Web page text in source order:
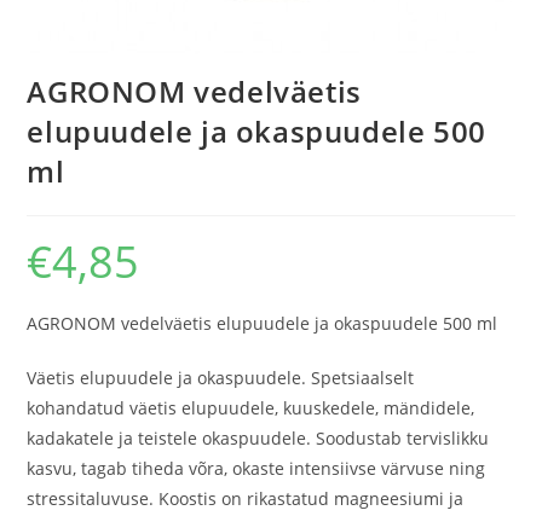
AGRONOM vedelväetis
elupuudele ja okaspuudele 500
ml
€4,85
AGRONOM vedelväetis elupuudele ja okaspuudele 500 ml
Väetis elupuudele ja okaspuudele. Spetsiaalselt
kohandatud väetis elupuudele, kuuskedele, mändidele,
kadakatele ja teistele okaspuudele. Soodustab tervislikku
kasvu, tagab tiheda võra, okaste intensiivse värvuse ning
stressitaluvuse. Koostis on rikastatud magneesiumi ja